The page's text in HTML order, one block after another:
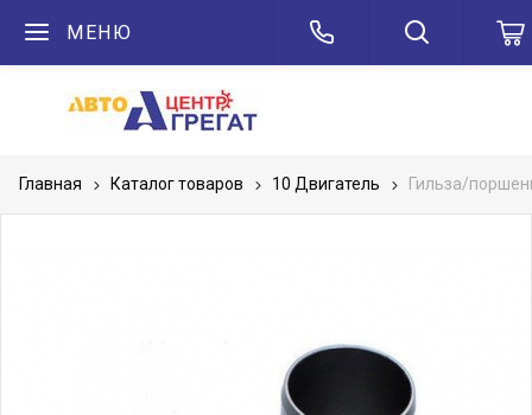
МЕНЮ
Главная Каталог товаров 10 Двигатель Гильза/